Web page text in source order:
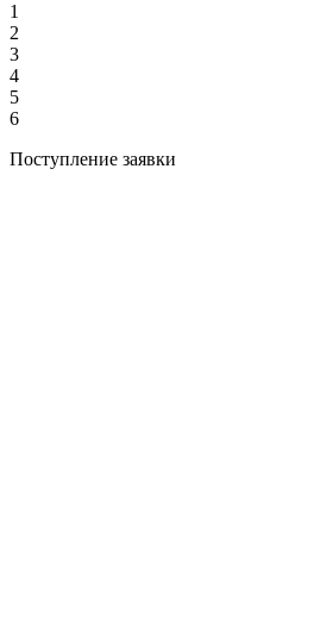
1
2
3
4
5
6
Поступление заявки